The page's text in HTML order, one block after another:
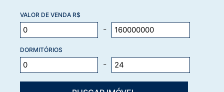
VALOR DE VENDA R$
-
DORMITÓRIOS
-